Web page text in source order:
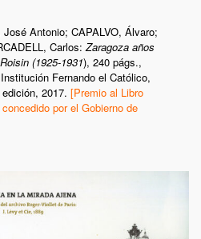
Antonio; CAPALVO, Álvaro;
Carlos:Zaragoza años
(1925-1931),240 págs.,
Institución Fernando el Católico,
edición, 2017. [Premio al Libro
por el Gobierno de